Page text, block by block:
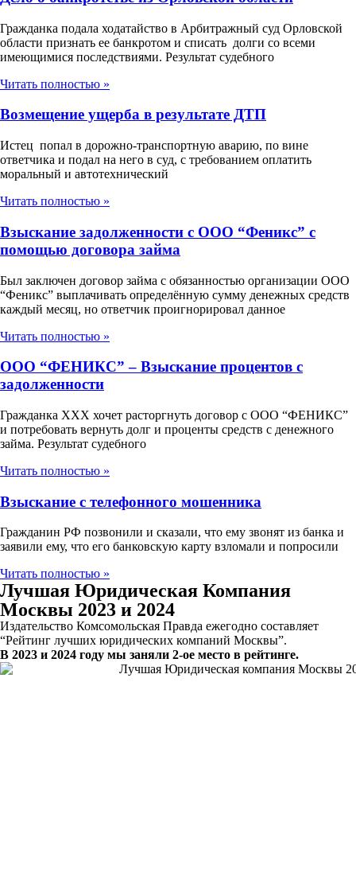
Гражданка подала ходатайство в Арбитражный суд Орловской
области признать ее банкротом и списать долги со всеми
имеющимися последствиями. Результат судебного
Читать полностью »
Возмещение ущерба в результате ДТП
Истец попал в дорожно-транспортную аварию, по вине
ответчика и подал на него в суд, с требованием оплатить
моральный и автотехнический
Читать полностью »
Взыскание задолженности с ООО “Феникс” с
помощью договора займа
Был заключен договор займа с обязанностью организации ООО
“Феникс” выплачивать определённую сумму денежных средств
каждый месяц, но ответчик проигнорировал данное
Читать полностью »
ООО “ФЕНИКС” – Взыскание процентов с
задолженности
Гражданка ХХХ хочет расторгнуть договор с ООО “ФЕНИКС”
и потребовать вернуть долг и проценты средств с денежного
займа. Результат судебного
Читать полностью »
Взыскание с телефонного мошенника
Гражданин РФ позвонили и сказали, что ему звонят из банка и
заявили ему, что его банковскую карту взломали и попросили
Читать полностью »
Лучшая Юридическая Компания
Москвы 2023 и 2024
Издательство Комсомольская Правда ежегодно составляет
“Рейтинг лучших юридических компаний Москвы”.
В 2023 и 2024 году мы заняли 2-ое место в рейтинге.